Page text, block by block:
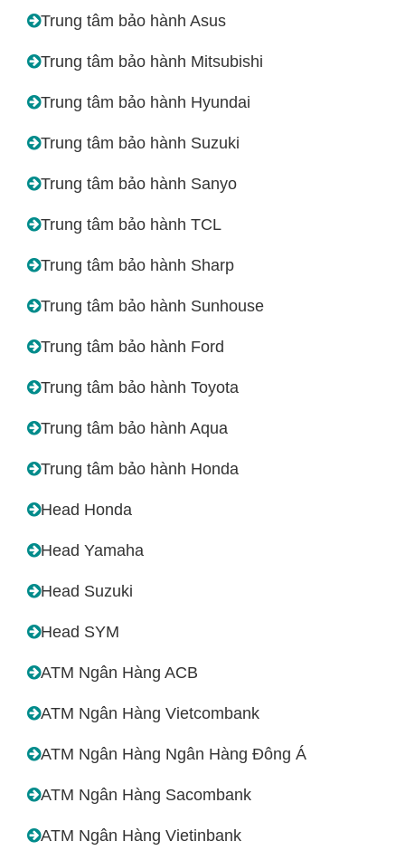
Trung tâm bảo hành Asus
Trung tâm bảo hành Mitsubishi
Trung tâm bảo hành Hyundai
Trung tâm bảo hành Suzuki
Trung tâm bảo hành Sanyo
Trung tâm bảo hành TCL
Trung tâm bảo hành Sharp
Trung tâm bảo hành Sunhouse
Trung tâm bảo hành Ford
Trung tâm bảo hành Toyota
Trung tâm bảo hành Aqua
Trung tâm bảo hành Honda
Head Honda
Head Yamaha
Head Suzuki
Head SYM
ATM Ngân Hàng ACB
ATM Ngân Hàng Vietcombank
ATM Ngân Hàng Ngân Hàng Đông Á
ATM Ngân Hàng Sacombank
ATM Ngân Hàng Vietinbank